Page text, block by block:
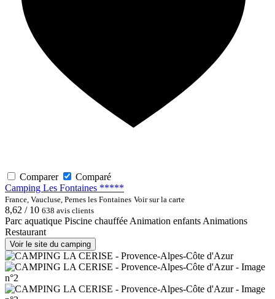
Comparer
Comparé
Camping Les Fontaines *****
France, Vaucluse, Pernes les Fontaines Voir sur la carte
8,62 / 10 638 avis clients
Parc aquatique Piscine chaufféeAnimation enfantsAnimations
Restaurant
Voir le site du camping